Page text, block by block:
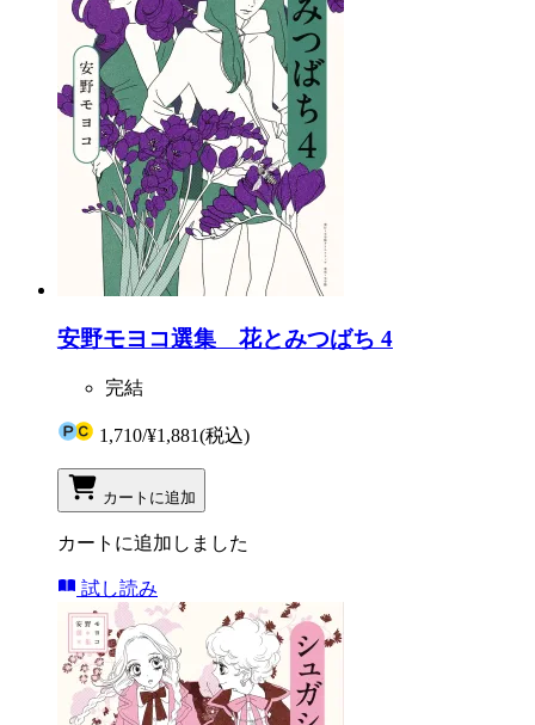
安野モヨコ選集 花とみつばち 4
完結
1,710/¥1,881(税込)
カートに追加
カートに追加しました
試し読み